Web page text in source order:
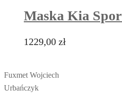
Maska Kia
1229,00 zł
Fuxmet Wojciech
Urbańczyk